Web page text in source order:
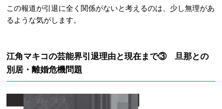
この報道が引退に全く関係がないと考えるのは、少し無理があ
るような気がします。
江角マキコの芸能界引退理由と現在まで③ 旦那との
別居・離婚危機問題